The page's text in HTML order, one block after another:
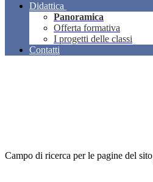
Didattica
Panoramica
Offerta formativa
I progetti delle classi
Contatti
Campo di ricerca per le pagine del sito